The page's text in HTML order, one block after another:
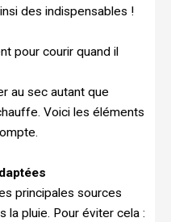
des indispensables !
pour courir quand il
au sec autant que
Voici les éléments
principales sources
la pluie. Pour éviter cela :